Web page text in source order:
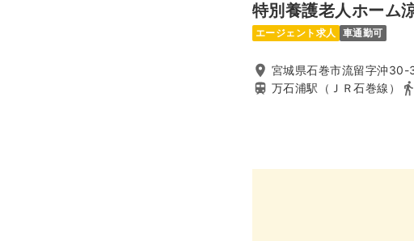
特別養護老人ホーム
エージェント求人 車通勤可
宮城県石巻市流留字沖30-
万石浦駅（ＪＲ石巻線）